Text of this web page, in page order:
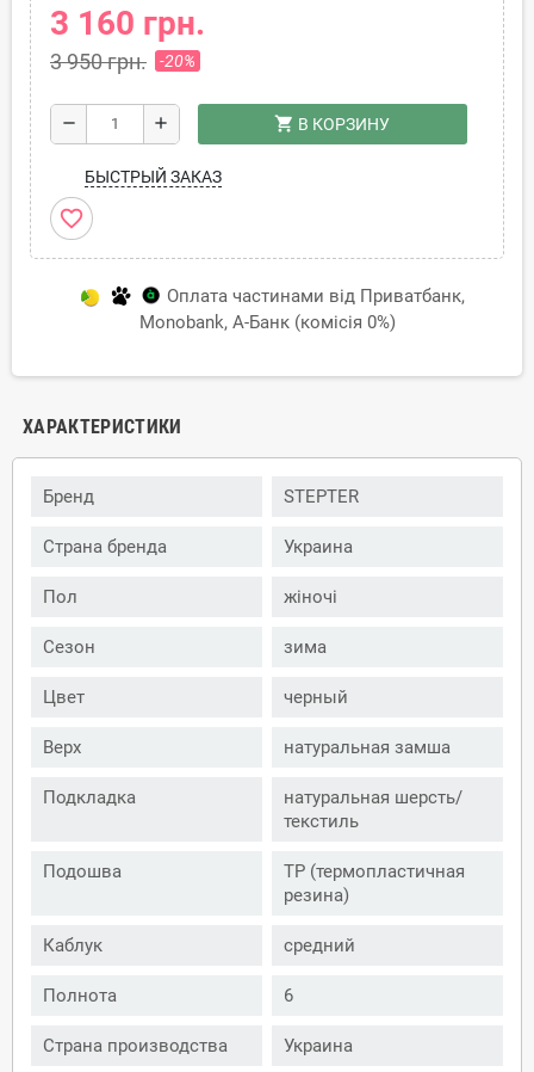
3 160 грн.
3 950 грн. -20%
remove add shopping_cart В КОРЗИНУ
БЫСТРЫЙ ЗАКАЗ
favorite_border
Оплата частинами від Приватбанк,
Monobank, А-Банк (комісія 0%)
ХАРАКТЕРИСТИКИ
Бренд STEPTER
Страна бренда Украина
Пол жіночі
Сезон зима
Цвет черный
Верх натуральная замша
Подкладка
натуральная шерсть/
текстиль
Подошва
ТР (термопластичная
резина)
Каблук средний
Полнота 6
Страна производства Украина